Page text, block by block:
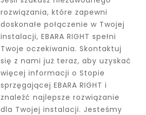
rozwiązania, które zapewni
doskonałe połączenie w Twojej
instalacji, EBARA RIGHT spełni
Twoje oczekiwania. Skontaktuj
się z nami już teraz, aby uzyskać
więcej informacji o Stopie
sprzęgającej EBARA RIGHT i
znaleźć najlepsze rozwiązanie
dla Twojej instalacji. Jesteśmy